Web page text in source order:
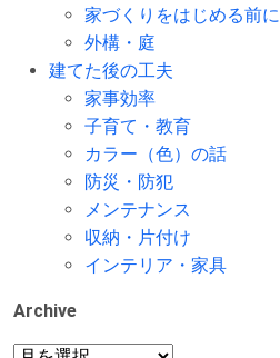
家づくりをはじめる前に
外構・庭
建てた後の工夫
家事効率
子育て・教育
カラー（色）の話
防災・防犯
メンテナンス
収納・片付け
インテリア・家具
Archive